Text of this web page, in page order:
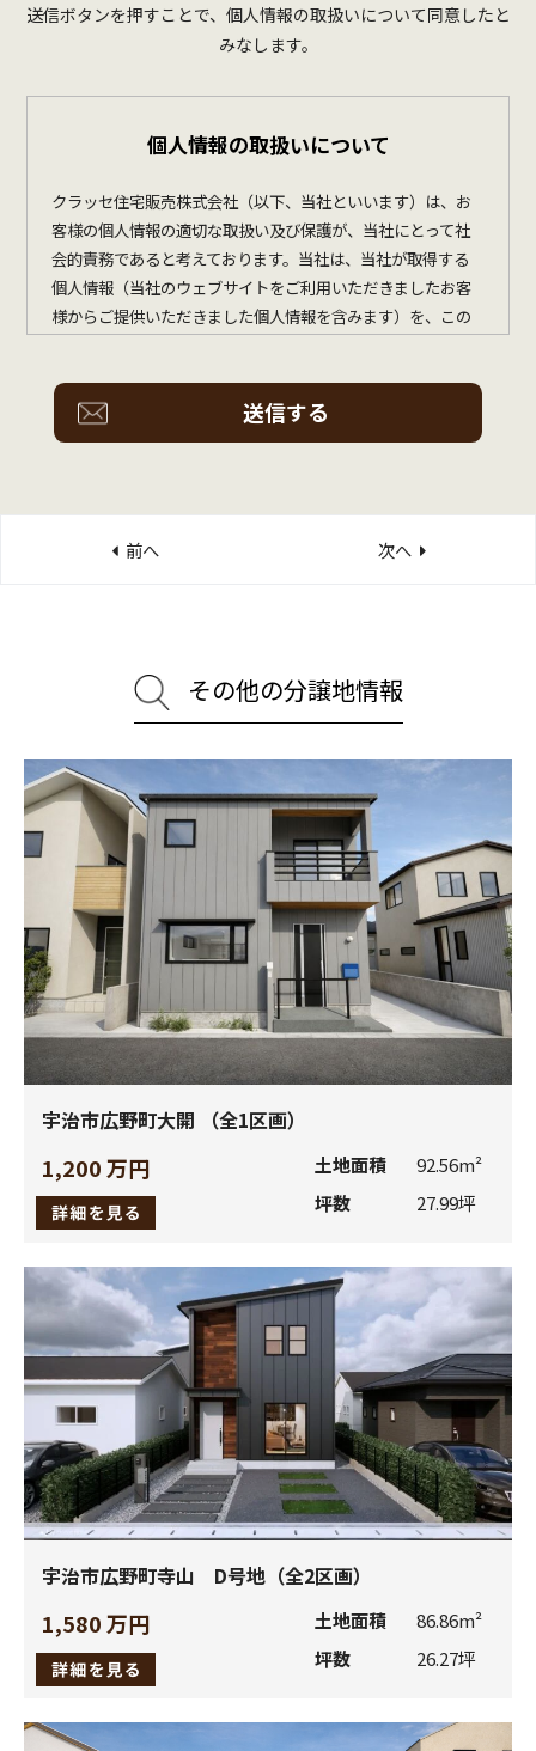
送信ボタンを押すことで、個人情報の取扱いについて同意したと
みなします。
個人情報の取扱いについて
クラッセ住宅販売株式会社（以下、当社といいます）は、お
客様の個人情報の適切な取扱い及び保護が、当社にとって社
会的責務であると考えております。当社は、当社が取得する
個人情報（当社のウェブサイトをご利用いただきましたお客
様からご提供いただきました個人情報を含みます）を、この
１．個人情報の定義
るものをいいます。
と容易に照合することができ、この照合により特定の個人
を識別できることとなる情報。
２．個人情報の利用・第三者への提供
お客様の個人情報は、次の者が利用できるものとしま
す。
当社及び当社子会社
当社親会社及びその子会社
a、bの業務の委託先
(2)お客様の個人情報の利用目的は、次のとおりとします。
当社の取り扱う住宅用建材商品、ビル用建材商品、エク
ます。）に関連し、お客様にとって魅力的で、価値のあ
グをお届けするため。
商品や建築工法等に関して、最適なプランをご提案する
ため。
お客様に対してダイレクトメール、電子メール等による
情報（当社商品に関連するメールマガジンなど）をご提
供するため。
キャンペーン等で当選したプレゼントをお客様にお届け
するため。
お客さまの外壁建材選定時に、他のお客さまの施工物件
情報をお知らせするため。
お客さまのご承認の下に、当社のお取引先に紹介させて
商品やサービスについてお客さまの利用状況や満足度を
調査するため。
ご意見、ご要望にお応えするため。
前へ 次へ
その他の分譲地情報
宇治市広野町大開 （全1区画）
1,200 万円 土地面積
92.56m²
坪数
27.99坪
宇治市広野町寺山 D号地（全2区画）
1,580 万円 土地面積
86.86m²
坪数
26.27坪